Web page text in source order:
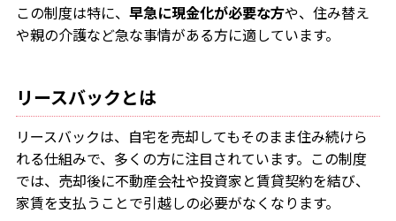
この制度は特に、 早急に現金化が必要な方や、住み替え
や親の介護など急な事情がある方に適しています。
リースバックとは
リースバックは、自宅を売却してもそのまま住み続けら
れる仕組みで、多くの方に注目されています。この制度
では、売却後に不動産会社や投資家と賃貸契約を結び、
家賃を支払うことで引越しの必要がなくなります。